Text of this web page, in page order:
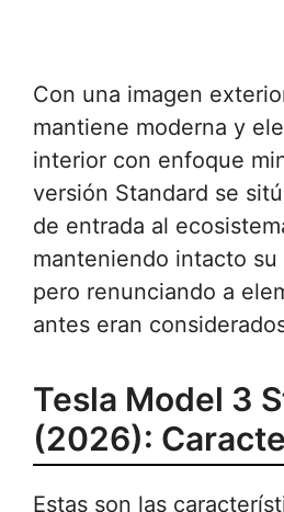
Con una imagen
mantiene moderna y
interior con enfoque
versión Standard se
de entrada al
manteniendo intacto
pero renunciando a
antes eran
Tesla Model 3
(2026):
Estas son las